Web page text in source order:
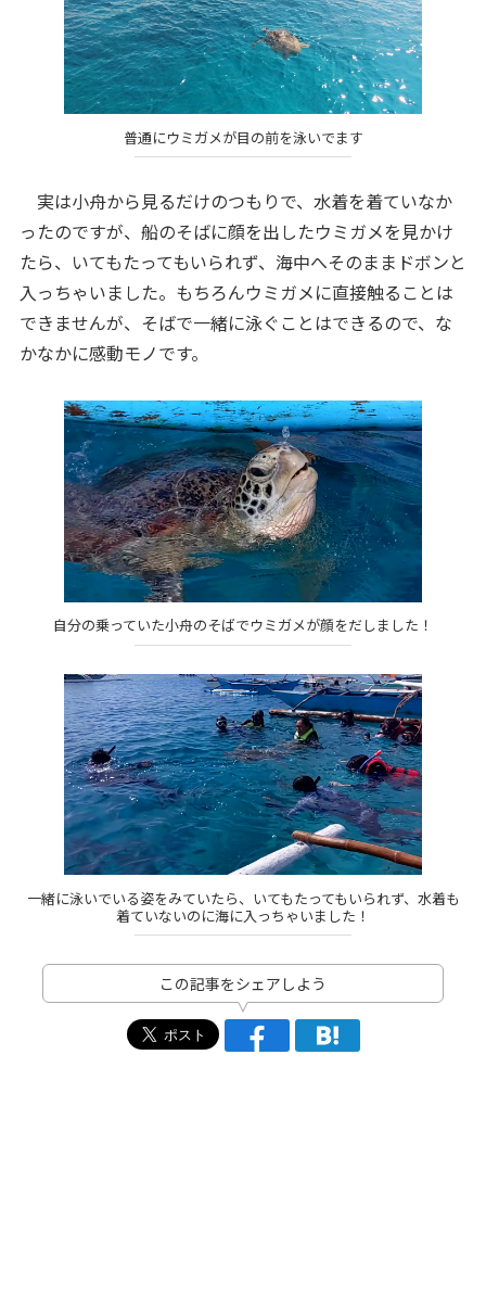
普通にウミガメが目の前を泳いでます
実は小舟から見るだけのつもりで、水着を着ていなか
ったのですが、船のそばに顔を出したウミガメを見かけ
たら、いてもたってもいられず、海中へそのままドボンと
入っちゃいました。もちろんウミガメに直接触ることは
できませんが、そばで一緒に泳ぐことはできるので、な
かなかに感動モノです。
自分の乗っていた小舟のそばでウミガメが顔をだしました！
一緒に泳いでいる姿をみていたら、いてもたってもいられず、水着も
着ていないのに海に入っちゃいました！
この記事をシェアしよう